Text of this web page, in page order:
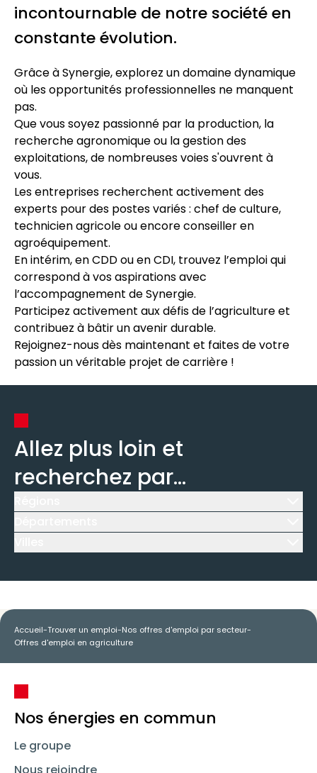
incontournable de notre société en
constante évolution.
Grâce à Synergie, explorez un domaine dynamique
où les opportunités professionnelles ne manquent
pas.
Que vous soyez passionné par la production, la
recherche agronomique ou la gestion des
exploitations, de nombreuses voies s'ouvrent à
vous.
Les entreprises recherchent activement des
experts pour des postes variés : chef de culture,
technicien agricole ou encore conseiller en
agroéquipement.
En intérim, en CDD ou en CDI, trouvez l’emploi qui
correspond à vos aspirations avec
l’accompagnement de Synergie.
Participez activement aux défis de l’agriculture et
contribuez à bâtir un avenir durable.
Rejoignez-nous dès maintenant et faites de votre
passion un véritable projet de carrière !
Allez plus loin et
recherchez par...
Accueil-Trouver un emploi-Nos offres d'emploi par secteur-
Offres d'emploi en agriculture
Nos énergies en commun
Le groupe